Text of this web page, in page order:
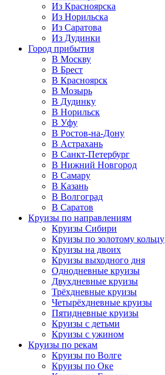
Из Красноярска
Из Норильска
Из Саратова
Из Дудинки
Город прибытия
В Москву
В Брест
В Красноярск
В Мозырь
В Дудинку
В Норильск
В Уфу
В Ростов-на-Дону
В Астрахань
В Санкт-Петербург
В Нижний Новгород
В Самару
В Казань
В Волгоград
В Саратов
Круизы по направлениям
Круизы Сибири
Круизы по золотому кольцу
Круизы на двоих
Круизы выходного дня
Однодневные круизы
Двухдневные круизы
Трёхдневные круизы
Четырёхдневные круизы
Пятидневные круизы
Круизы с детьми
Круизы с ужином
Круизы по рекам
Круизы по Волге
Круизы по Оке